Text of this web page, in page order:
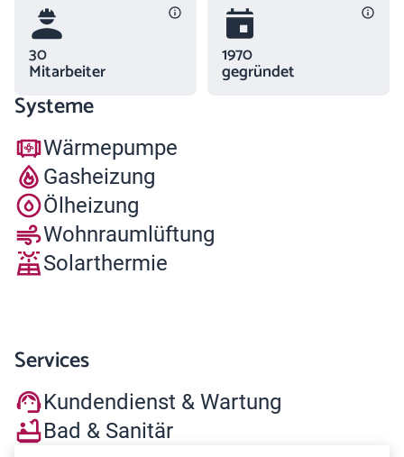
30
Mitarbeiter
1970
gegründet
Systeme
Wärmepumpe
Gasheizung
Ölheizung
Wohnraumlüftung
Solarthermie
Services
Kundendienst & Wartung
Bad & Sanitär